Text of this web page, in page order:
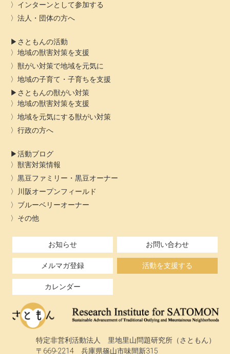
インターンとして参加する
法人・団体の方へ
さともんの活動
地域の獣害対策を支援
獣がい対策で地域を元気に
地域の子育て・子育ちを支援
さともんの獣がい対策
地域の獣害対策を支援
地域を元気にする獣がい対策
行政の方へ
活動ブログ
獣害対策情報
黒豆ファミリー・黒豆オーナー
川阪オープンフィールド
ブルーベリーオーナー
その他
お知らせ お問い合わせ
メルマガ登録 活動を支援する
カレンダー
特定非営利活動法人 里地里山問題研究所（さともん）
〒669-2214 兵庫県篠山市味間新315